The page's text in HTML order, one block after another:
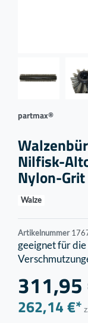
partmax®
Nilfisk-
Nylon-
Walze
Artikelnummer
geeignet für
262,14 €*